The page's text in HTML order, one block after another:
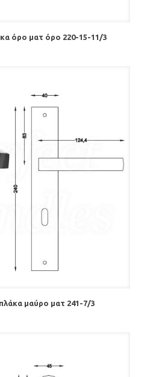
όρο ματ όρο 220-15-11/3
μαύρο ματ 241-7/3